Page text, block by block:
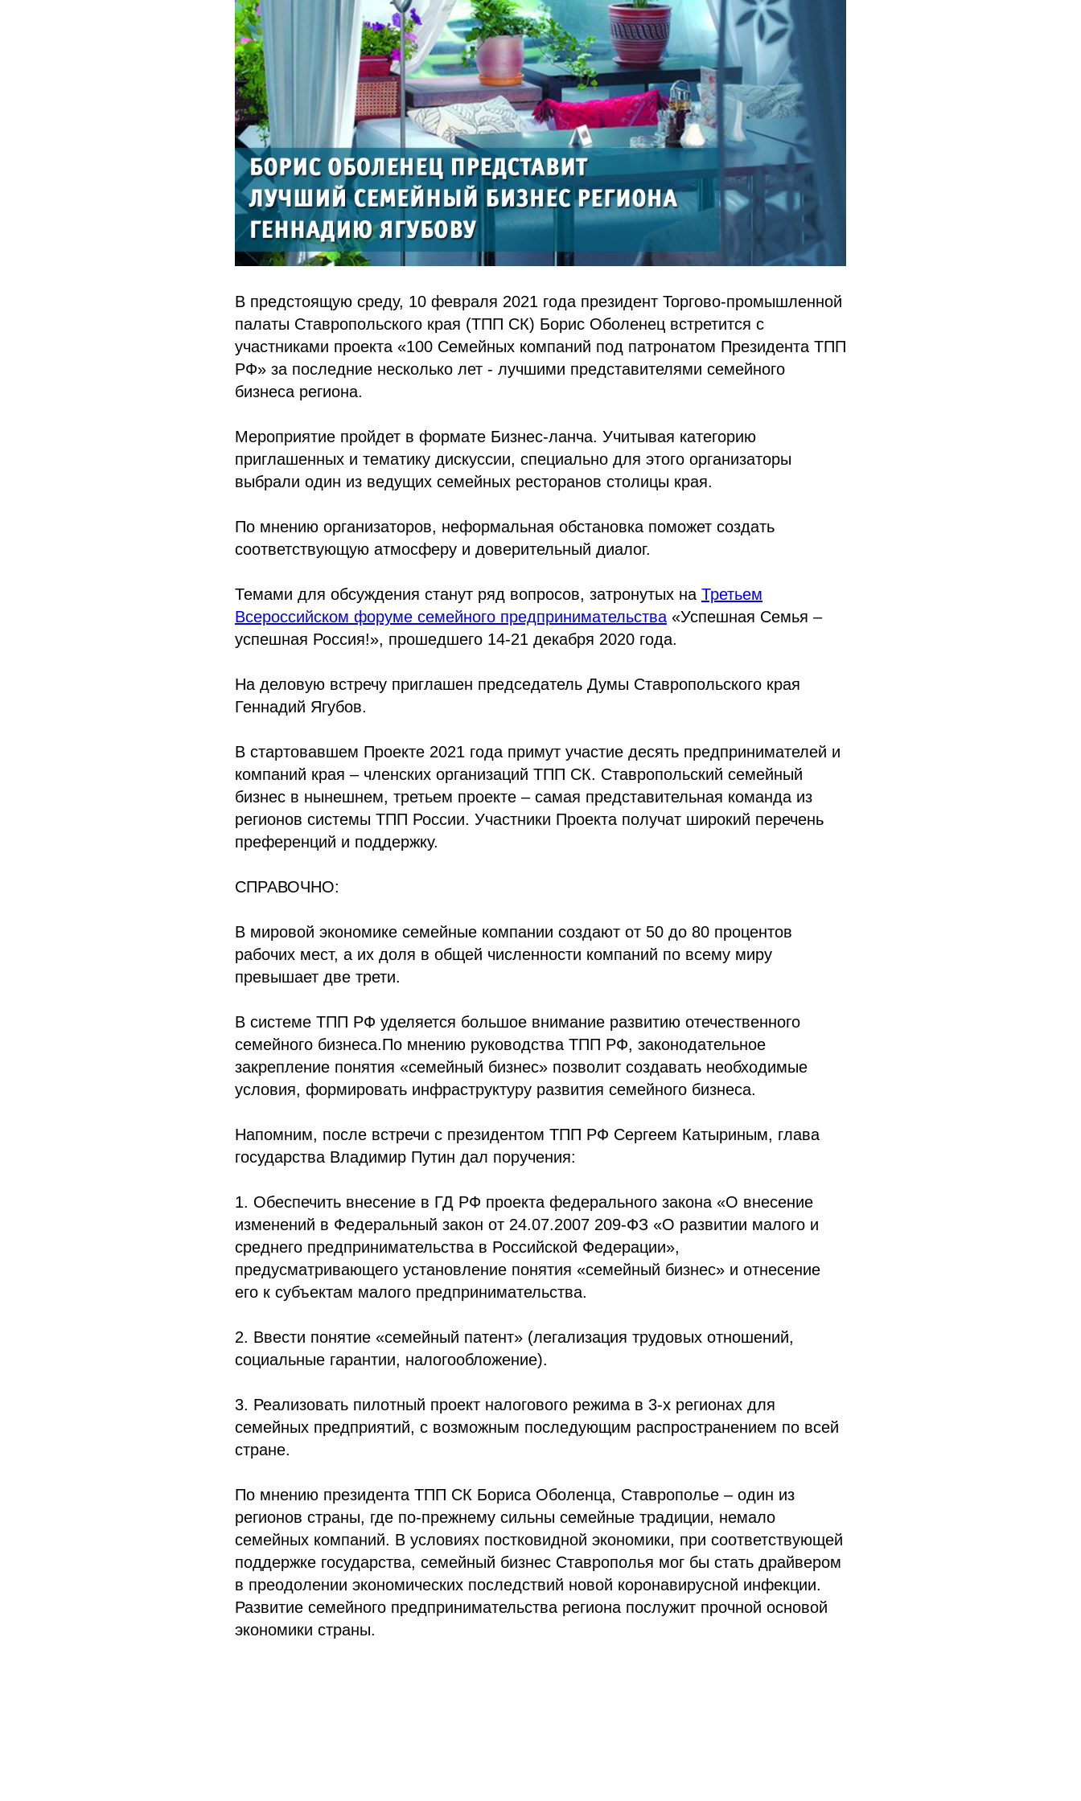
В предстоящую среду, 10 февраля 2021 года президент Торгово-промышленной
палаты Ставропольского края (ТПП СК) Борис Оболенец встретится с
участниками проекта «100 Семейных компаний под патронатом Президента ТПП
РФ» за последние несколько лет - лучшими представителями семейного
бизнеса региона.
Мероприятие пройдет в формате Бизнес-ланча. Учитывая категорию
приглашенных и тематику дискуссии, специально для этого организаторы
выбрали один из ведущих семейных ресторанов столицы края.
По мнению организаторов, неформальная обстановка поможет создать
соответствующую атмосферу и доверительный диалог.
Темами для обсуждения станут ряд вопросов, затронутых на Третьем
Всероссийском форуме семейного предпринимательства «Успешная Семья –
успешная Россия!», прошедшего 14-21 декабря 2020 года.
На деловую встречу приглашен председатель Думы Ставропольского края
Геннадий Ягубов.
В стартовавшем Проекте 2021 года примут участие десять предпринимателей и
компаний края – членских организаций ТПП СК. Ставропольский семейный
бизнес в нынешнем, третьем проекте – самая представительная команда из
регионов системы ТПП России. Участники Проекта получат широкий перечень
преференций и поддержку.
СПРАВОЧНО:
В мировой экономике семейные компании создают от 50 до 80 процентов
рабочих мест, а их доля в общей численности компаний по всему миру
превышает две трети.
В системе ТПП РФ уделяется большое внимание развитию отечественного
семейного бизнеса.По мнению руководства ТПП РФ, законодательное
закрепление понятия «семейный бизнес» позволит создавать необходимые
условия, формировать инфраструктуру развития семейного бизнеса.
Напомним, после встречи с президентом ТПП РФ Сергеем Катыриным, глава
государства Владимир Путин дал поручения:
1. Обеспечить внесение в ГД РФ проекта федерального закона «О внесение
изменений в Федеральный закон от 24.07.2007 209-ФЗ «О развитии малого и
среднего предпринимательства в Российской Федерации»,
предусматривающего установление понятия «семейный бизнес» и отнесение
его к субъектам малого предпринимательства.
2. Ввести понятие «семейный патент» (легализация трудовых отношений,
социальные гарантии, налогообложение).
3. Реализовать пилотный проект налогового режима в 3-х регионах для
семейных предприятий, с возможным последующим распространением по всей
стране.
По мнению президента ТПП СК Бориса Оболенца, Ставрополье – один из
регионов страны, где по-прежнему сильны семейные традиции, немало
семейных компаний. В условиях постковидной экономики, при соответствующей
поддержке государства, семейный бизнес Ставрополья мог бы стать драйвером
в преодолении экономических последствий новой коронавирусной инфекции.
Развитие семейного предпринимательства региона послужит прочной основой
экономики страны.